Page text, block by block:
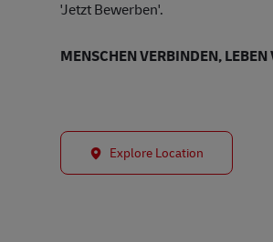
'Jetzt Bewerben'.
MENSCHEN VERBINDEN, LEBEN
Explore Location